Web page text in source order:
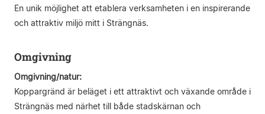
En unik möjlighet att etablera verksamheten i en inspirerande
och attraktiv miljö mitt i Strängnäs.
Omgivning
Omgivning/natur:
Koppargränd är beläget i ett attraktivt och växande område i
Strängnäs med närhet till både stadskärnan och